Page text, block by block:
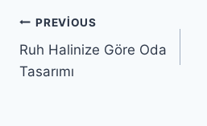
Yazı
gezinmesi
PREVIOUS
Ruh Halinize Göre Oda
Tasarımı